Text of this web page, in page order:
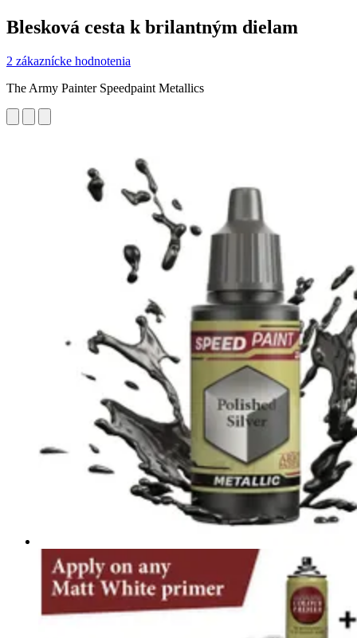
Blesková cesta k brilantným dielam
2 zákaznícke hodnotenia
The Army Painter Speedpaint Metallics